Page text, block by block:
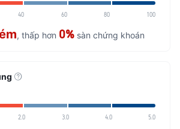
40 60 80 100
, thấp hơn 0% sàn chứng khoán
2.0 3.0 4.0 5.0